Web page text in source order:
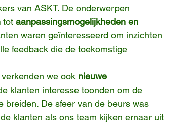
van ASKT. De onderwerpen
tot aanpassingsmogelijkheden en
waren geïnteresseerd om inzichten
feedback die de toekomstige
we ook nieuwe
klanten interesse toonden om de
breiden. De sfeer van de beurs was
klanten als ons team kijken ernaar uit